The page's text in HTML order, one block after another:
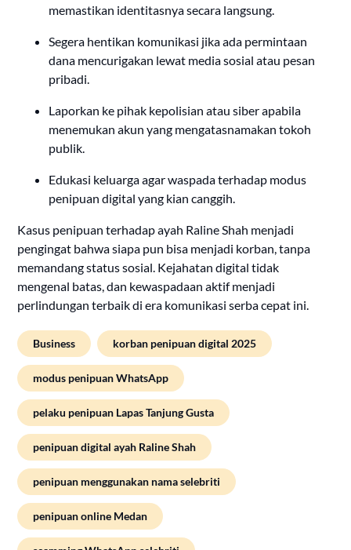
memastikan identitasnya secara langsung.
Segera hentikan komunikasi jika ada permintaan
dana mencurigakan lewat media sosial atau pesan
pribadi.
Laporkan ke pihak kepolisian atau siber apabila
menemukan akun yang mengatasnamakan tokoh
publik.
Edukasi keluarga agar waspada terhadap modus
penipuan digital yang kian canggih.
Kasus penipuan terhadap ayah Raline Shah menjadi
pengingat bahwa siapa pun bisa menjadi korban, tanpa
memandang status sosial. Kejahatan digital tidak
mengenal batas, dan kewaspadaan aktif menjadi
perlindungan terbaik di era komunikasi serba cepat ini.
Business korban penipuan digital 2025
modus penipuan WhatsApp
pelaku penipuan Lapas Tanjung Gusta
penipuan digital ayah Raline Shah
penipuan menggunakan nama selebriti
penipuan online Medan